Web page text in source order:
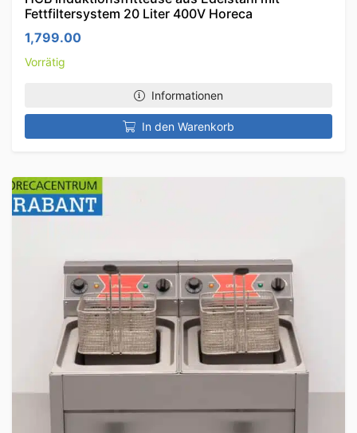
Fettfiltersystem 20 Liter 400V Horeca
1,799.00
Vorrätig
Informationen
In den Warenkorb